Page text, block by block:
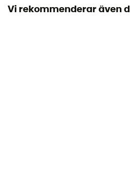
Promise (OWP) / Garanterat
Vi rekommenderar även